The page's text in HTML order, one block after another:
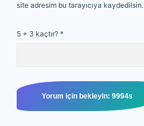
site adresim bu tarayıcıya kaydedilsin.
5 + 3 kaçtır? *